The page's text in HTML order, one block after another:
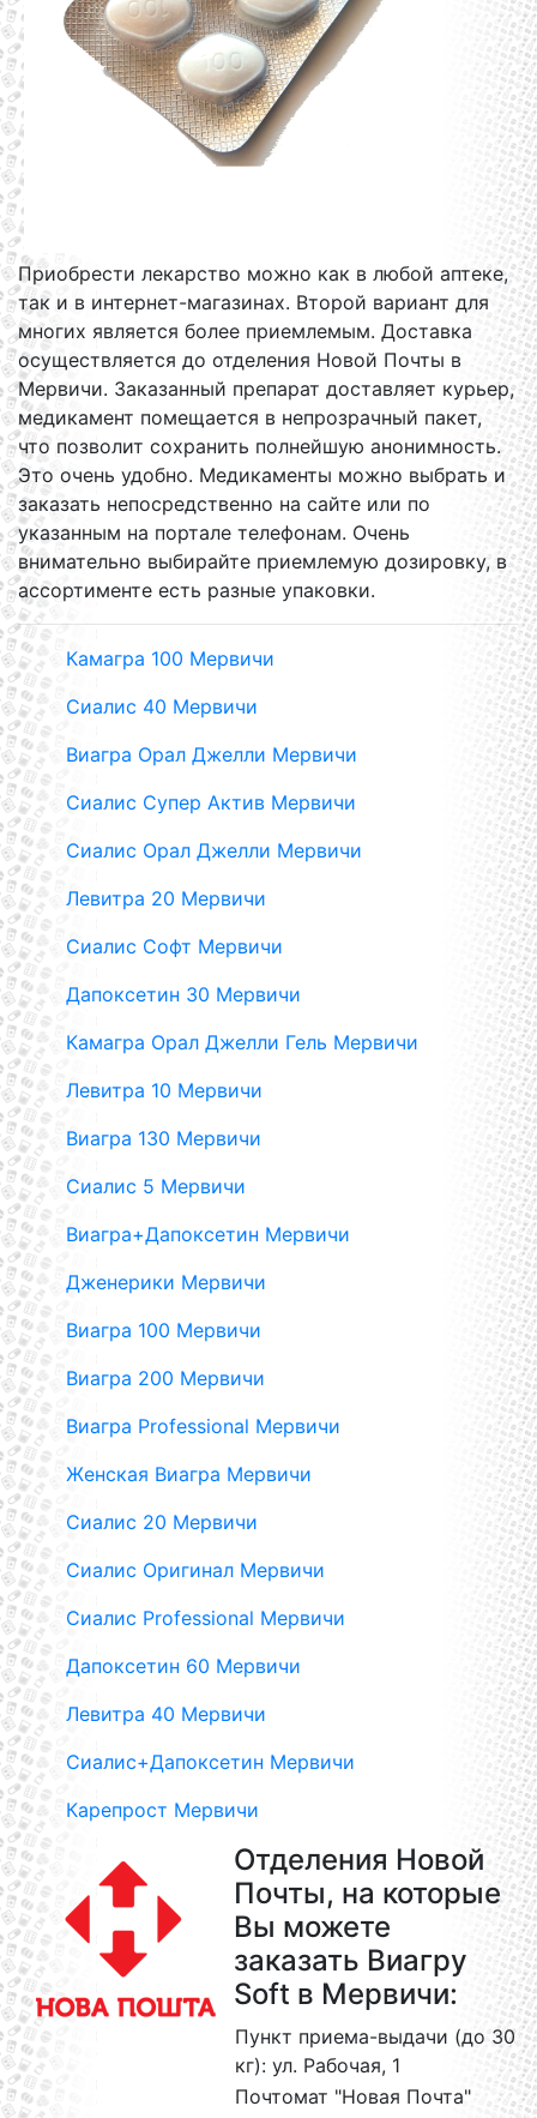
Приобрести лекарство можно как в любой аптеке,
так и в интернет-магазинах. Второй вариант для
многих является более приемлемым. Доставка
осуществляется до отделения Новой Почты в
Мервичи. Заказанный препарат доставляет курьер,
медикамент помещается в непрозрачный пакет,
что позволит сохранить полнейшую анонимность.
Это очень удобно. Медикаменты можно выбрать и
заказать непосредственно на сайте или по
указанным на портале телефонам. Очень
внимательно выбирайте приемлемую дозировку, в
ассортименте есть разные упаковки.
Камагра 100 Мервичи
Сиалис 40 Мервичи
Виагра Орал Джелли Мервичи
Сиалис Супер Актив Мервичи
Сиалис Орал Джелли Мервичи
Левитра 20 Мервичи
Сиалис Софт Мервичи
Дапоксетин 30 Мервичи
Камагра Орал Джелли Гель Мервичи
Левитра 10 Мервичи
Виагра 130 Мервичи
Сиалис 5 Мервичи
Виагра+Дапоксетин Мервичи
Дженерики Мервичи
Виагра 100 Мервичи
Виагра 200 Мервичи
Виагра Professional Мервичи
Женская Виагра Мервичи
Сиалис 20 Мервичи
Сиалис Оригинал Мервичи
Сиалис Professional Мервичи
Дапоксетин 60 Мервичи
Левитра 40 Мервичи
Сиалис+Дапоксетин Мервичи
Карепрост Мервичи
Отделения Новой
Почты, на которые
Вы можете
заказать Виагру
Soft в Мервичи:
Пункт приема-выдачи (до 30
кг): ул. Рабочая, 1
Почтомат "Новая Почта"